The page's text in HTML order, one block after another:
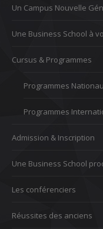
Un Campus Nouvelle
Une Business School à
Cursus & Programmes
Programmes
Programmes
Admission & Inscription
Une Business School
Les conférenciers
Réussites des anciens